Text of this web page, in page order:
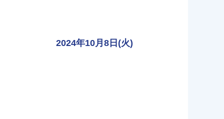
2024年10月8日(火)